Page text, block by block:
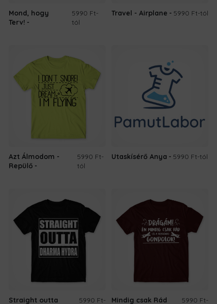
Mond, hogy
Terv!
5990 Ft-
tól
Travel - Airplane 5990 Ft-tól
Azt Álmodom -
Repülő
5990 Ft-
tól
Utaskísérő Anya 5990 Ft-tól
Straight outta 5990 Ft- Mindig csak Rád 5990 Ft-